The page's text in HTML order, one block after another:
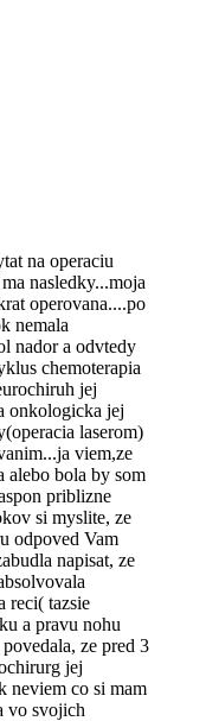
na operaciu
nasledky...moja
operovana....po
nemala
nador a odvtedy
chemoterapia
jej
onkologicka jej
laserom)
viem,ze
alebo bola by som
priblizne
si myslite, ze
odpoved Vam
napisat, ze
reci( tazsie
a pravu nohu
ze pred 3
jej
neviem co si mam
vo svojich